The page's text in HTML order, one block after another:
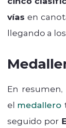
vías en
llegando a
En resumen,
el medallero
seguido por